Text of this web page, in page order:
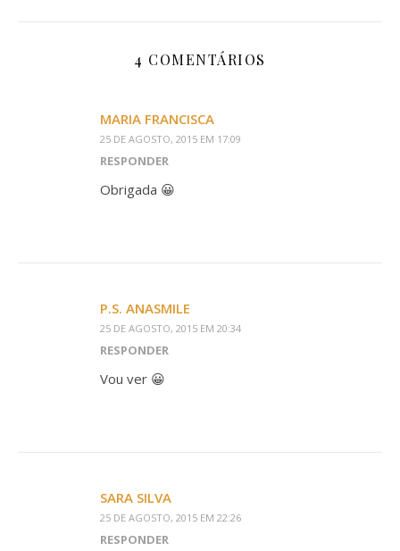
4 COMENTÁRIOS
MARIA FRANCISCA
25 DE AGOSTO, 2015 EM 17:09
RESPONDER
Obrigada 😀
P.S. ANASMILE
25 DE AGOSTO, 2015 EM 20:34
RESPONDER
Vou ver 😀
SARA SILVA
25 DE AGOSTO, 2015 EM 22:26
RESPONDER